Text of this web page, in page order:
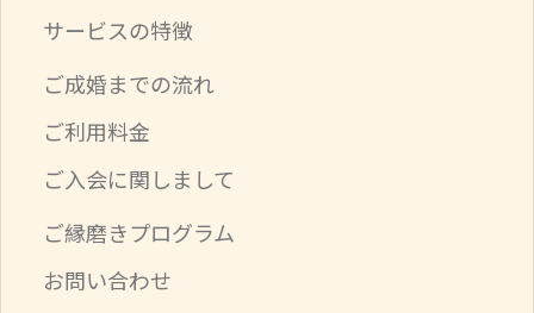
サービスの特徴
ご成婚までの流れ
ご利用料金
ご入会に関しまして
ご縁磨きプログラム
お問い合わせ